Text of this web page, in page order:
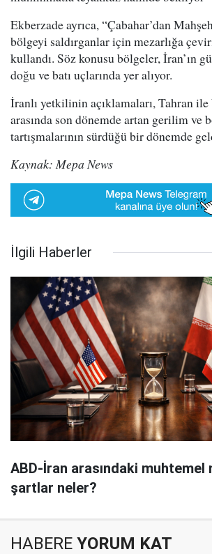
Ekberzade ayrıca, “Çabahar’dan
bölgeyi saldırganlar için mezarlığa
kullandı. Söz konusu bölgeler, İran’ın
doğu ve batı uçlarında yer alıyor.
İranlı yetkilinin açıklamaları, Tahran
arasında son dönemde artan gerilim ve
tartışmalarının sürdüğü bir dönemde
Kaynak: Mepa News
İlgili Haberler
ABD-İran arasındaki
şartlar neler?
HABERE YORUM KAT